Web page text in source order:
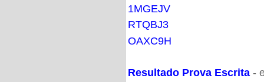
1MGEJV
RTQBJ3
OAXC9H
Resultado Prova Escrita -